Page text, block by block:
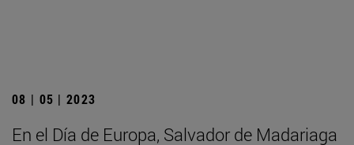
08 | 05 | 2023
En el Día de Europa, Salvador de Madariaga